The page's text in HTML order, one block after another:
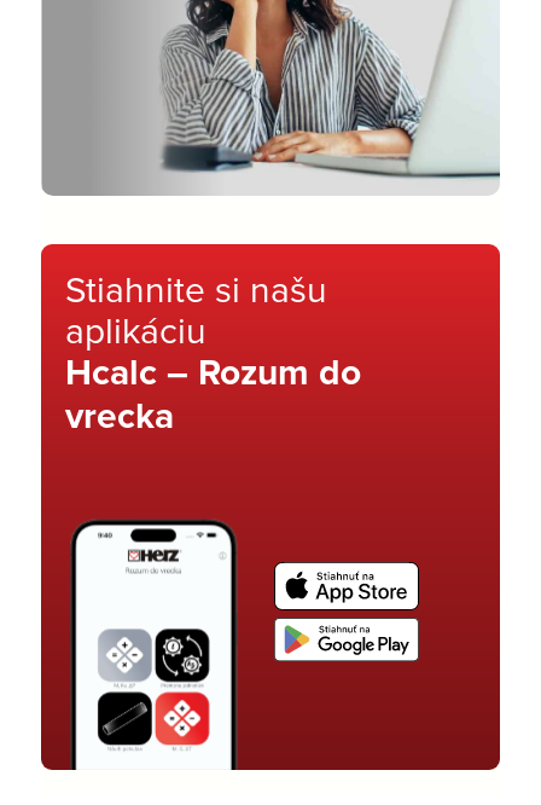
Stiahnite si našu
aplikáciu
Hcalc – Rozum do
vrecka